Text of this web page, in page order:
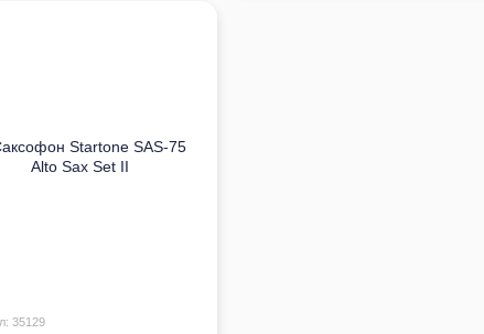
35129